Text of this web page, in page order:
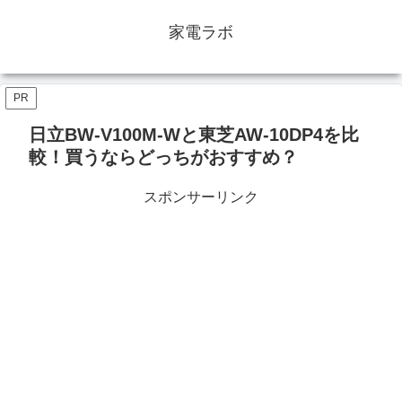
家電ラボ
PR
日立BW-V100M-Wと東芝AW-10DP4を比
較！買うならどっちがおすすめ？
スポンサーリンク